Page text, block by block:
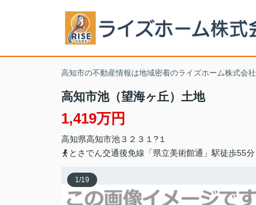
高知市の不動産情報は地域密着のライズホーム株式会社
高知市池（望海ヶ丘）土地
1,419万円
高知県高知市池３２３１?１
とさでん交通後免線「県立美術館通」駅徒歩55分
1/19